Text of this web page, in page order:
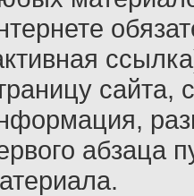
сайта,
абзаца